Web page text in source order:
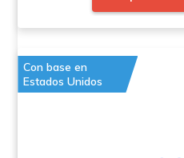
Con base en
Estados Unidos